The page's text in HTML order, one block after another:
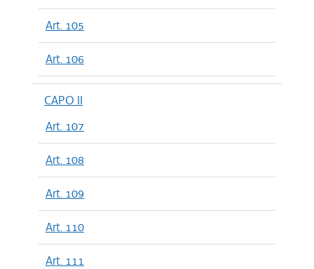
Art. 105
Art. 106
CAPO II
Art. 107
Art. 108
Art. 109
Art. 110
Art. 111